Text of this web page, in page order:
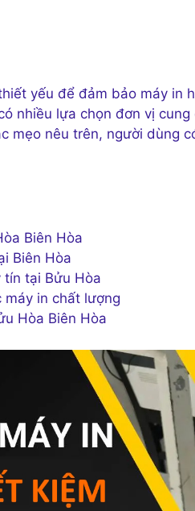
yếu để đảm bảo máy in
nhiều lựa chọn đơn vị
mẹo nêu trên, người dùng
Biên Hòa
Biên Hòa
tại Bửu Hòa
máy in chất lượng
Hòa Biên Hòa